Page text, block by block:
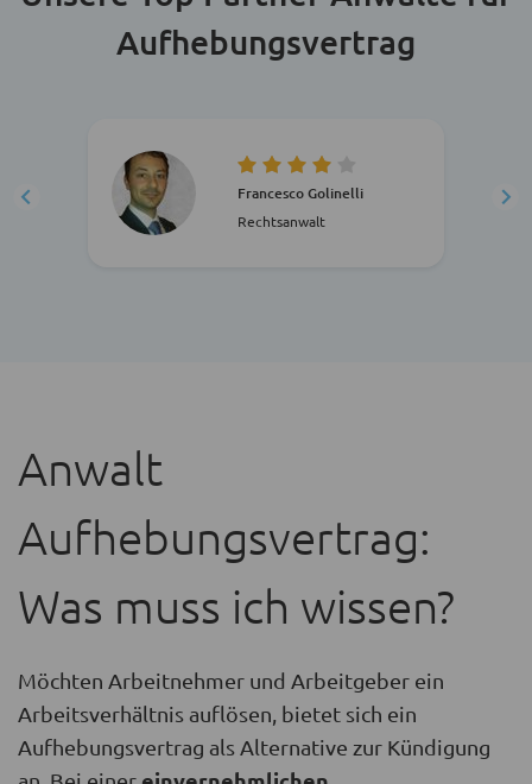
Aufhebungsvertrag
Francesco Golinelli
Rechtsanwalt
Anwalt
Aufhebungsvertrag:
Was muss ich wissen?
Möchten Arbeitnehmer und Arbeitgeber ein
Arbeitsverhältnis auflösen, bietet sich ein
Aufhebungsvertrag als Alternative zur Kündigung